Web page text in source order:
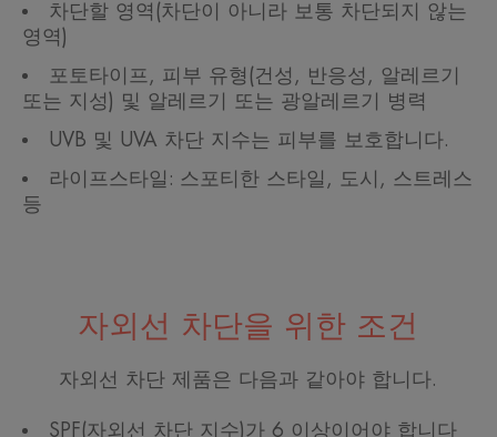
차단할 영역(차단이 아니라 보통 차단되지 않는
영역)
포토타이프, 피부 유형(건성, 반응성, 알레르기
또는 지성) 및 알레르기 또는 광알레르기 병력
UVB 및 UVA 차단 지수는 피부를 보호합니다.
라이프스타일: 스포티한 스타일, 도시, 스트레스
등
자외선 차단을 위한 조건
자외선 차단 제품은 다음과 같아야 합니다.
SPF(자외선 차단 지수)가 6 이상이어야 합니다